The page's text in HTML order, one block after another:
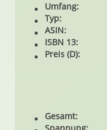
Umfang:
Typ:
ASIN:
ISBN 13:
Preis (D):
Gesamt: